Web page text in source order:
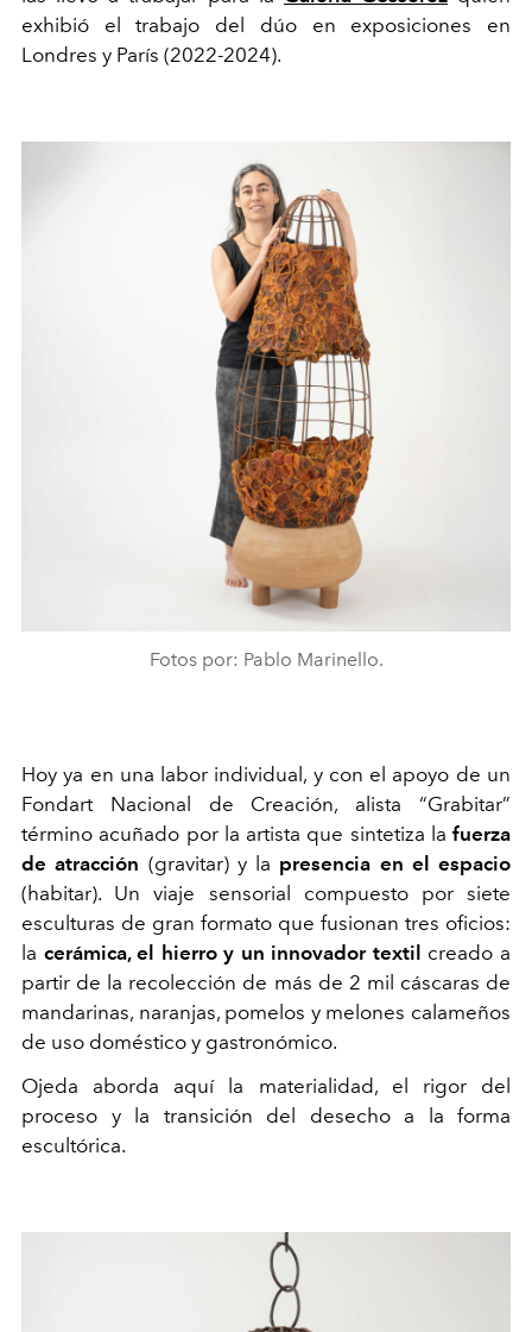
exhibió el trabajo del dúo en exposiciones en
Londres y París (2022-2024).
Fotos por: Pablo Marinello.
Hoy ya en una labor individual, y con el apoyo de un
Fondart Nacional de Creación, alista “Grabitar”
término acuñado por la artista que sintetiza la fuerza
de atracción (gravitar) y la presencia en el espacio
(habitar). Un viaje sensorial compuesto por siete
esculturas de gran formato que fusionan tres oficios:
la cerámica, el hierro y un innovador textil creado a
partir de la recolección de más de 2 mil cáscaras de
mandarinas, naranjas, pomelos y melones calameños
de uso doméstico y gastronómico.
Ojeda aborda aquí la materialidad, el rigor del
proceso y la transición del desecho a la forma
escultórica.